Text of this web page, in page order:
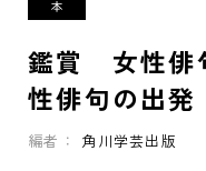
鑑賞 女性俳
性俳句の出発
編者： 角川学芸出版